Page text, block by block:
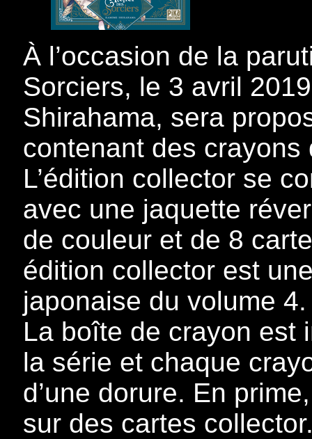
À l’occasion de la
Sorciers, le 3 avril
Shirahama, sera
contenant des
L’édition collector se
avec une jaquette
de couleur et de 8
édition collector est
japonaise du volume 4.
La boîte de crayon est
la série et chaque
d’une dorure. En
sur des cartes